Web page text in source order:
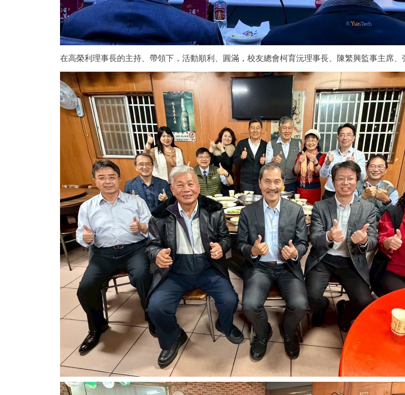
在高榮利理事長的主持、帶領下，活動順利、圓滿，校友總會柯育沅理事長、陳繁興監事主席